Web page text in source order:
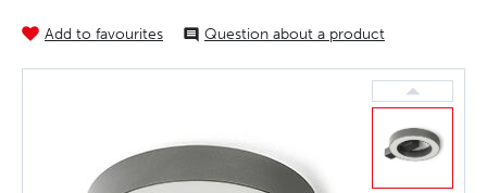
Add to favourites Question about a product